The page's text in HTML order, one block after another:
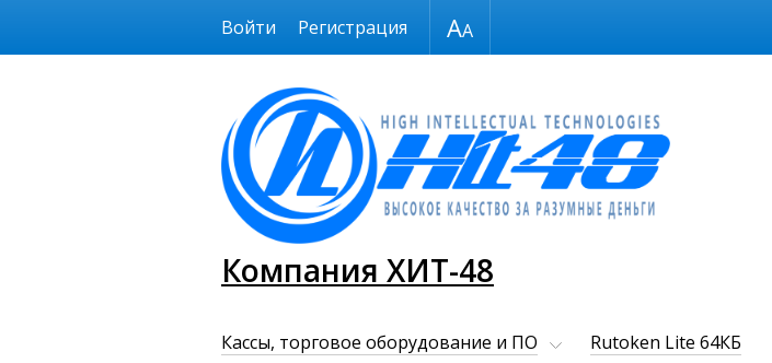
Размер шрифта
Компания ХИТ-48
Войти Регистрация
Кассы, торговое оборудование и ПО Rutoken Lite 64КБ